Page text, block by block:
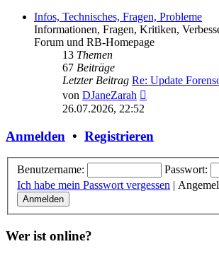
Infos, Technisches, Fragen, Probleme
Informationen, Fragen, Kritiken,
Forum und RB-Homepage
13 Themen
67 Beiträge
Letzter Beitrag Re: Update
von DJaneZarah
26.07.2026, 22:52
Anmelden • Registrieren
Benutzername:
Passwort:
Ich habe mein Passwort vergessen |
Wer ist online?